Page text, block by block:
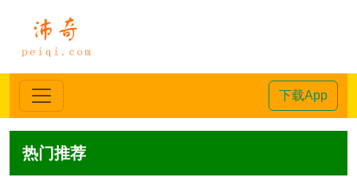
下载App
热门推荐